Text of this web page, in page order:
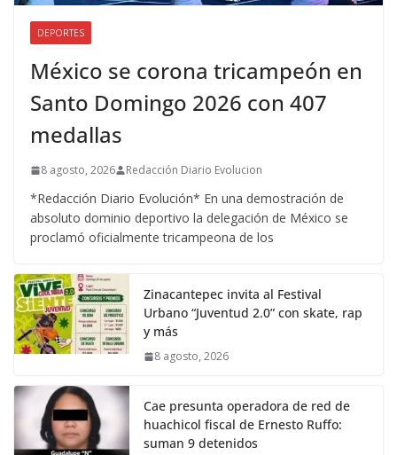
DEPORTES
México se corona tricampeón en
Santo Domingo 2026 con 407
medallas
8 agosto, 2026 Redacción Diario Evolucion
*Redacción Diario Evolución* En una demostración de
absoluto dominio deportivo la delegación de México se
proclamó oficialmente tricampeona de los
Zinacantepec invita al Festival
Urbano “Juventud 2.0” con skate, rap
y más
8 agosto, 2026
Cae presunta operadora de red de
huachicol fiscal de Ernesto Ruffo:
suman 9 detenidos